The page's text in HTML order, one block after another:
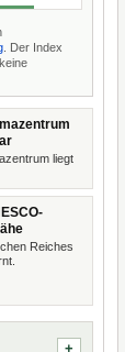
. Der Index
liegt
Reiches